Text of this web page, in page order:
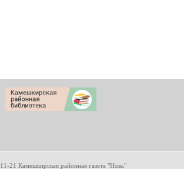
21 Камешкирская районная газета "Новь"